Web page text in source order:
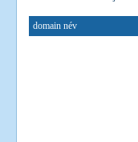
domain név